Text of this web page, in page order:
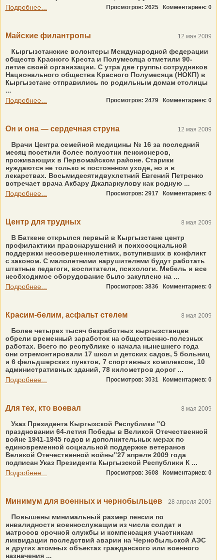
Подробнее...
Просмотров: 2625 Комментариев: 0
Майские филантропы 12 мая 2009
Кыргызстанские волонтеры Международной федерации
обществ Красного Креста и Полумесяца отметили 90-
летие своей организации. С утра две группы сотрудников
Национального общества Красного Полумесяца (НОКП) в
Кыргызстане отправились по родильным домам столицы
...
Подробнее...
Просмотров: 2479 Комментариев: 0
Он и она — сердечная струна 12 мая 2009
Врачи Центра семейной медицины № 16 за последний
месяц посетили более полусотни пенсионеров,
проживающих в Первомайском районе. Старики
нуждаются не только в постоянном уходе, но и в
лекарствах. Восьмидесятидвухлетний Евгений Петренко
встречает врача Акбару Джапаркулову как родную ...
Подробнее...
Просмотров: 2917 Комментариев: 0
Центр для трудных 8 мая 2009
В Баткене открылся первый в Кыргызстане центр
профилактики правонарушений и психосоциальной
поддержки несовершеннолетних, вступивших в конфликт
с законом. С малолетними нарушителями будут работать
штатные педагоги, воспитатели, психологи. Мебель и все
необходимое оборудование было закуплено на ...
Подробнее...
Просмотров: 3836 Комментариев: 0
Красим-белим, асфальт стелем 8 мая 2009
Более четырех тысяч безработных кыргызстанцев
обрели временный заработок на общественно-полезных
работах. Всего по республике с начала нынешнего года
они отремонтировали 17 школ и детских садов, 5 больниц
и 6 фельдшерских пунктов, 7 спортивных комплексов, 10
административных зданий, 78 километров дорог ...
Подробнее...
Просмотров: 3031 Комментариев: 0
Для тех, кто воевал 8 мая 2009
Указ Президента Кыргызской Республики "О
праздновании 64-летия Победы в Великой Отечественной
войне 1941-1945 годов и дополнительных мерах по
единовременной социальной поддержке ветеранов
Великой Отечественной войны"27 апреля 2009 года
подписан Указ Президента Кыргызской Республики К ...
Подробнее...
Просмотров: 3608 Комментариев: 0
Минимум для военных и чернобыльцев 28 апреля 2009
Повышены минимальный размер пенсии по
инвалидности военнослужащим из числа солдат и
матросов срочной службы и компенсация участникам
ликвидации последствий аварии на Чернобыльской АЭС
и других атомных объектах гражданского или военного
назначения ...